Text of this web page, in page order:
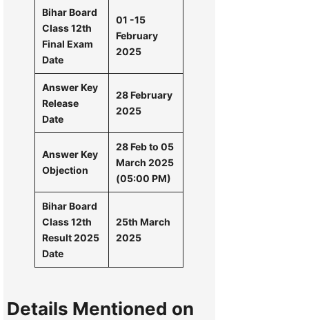
Bihar Board
Class 12th
Final Exam
Date
01 -15
February
2025
Answer Key
Release
Date
28 February
2025
Answer Key
Objection
28 Feb to 05
March 2025
(05:00 PM)
Bihar Board
Class 12th
Result 2025
Date
25th March
2025
Details Mentioned on